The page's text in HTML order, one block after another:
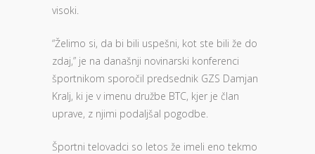
visoki.
“Želimo si, da bi bili uspešni, kot ste bili že do
zdaj,” je na današnji novinarski konferenci
športnikom sporočil predsednik GZS Damjan
Kralj, ki je v imenu družbe BTC, kjer je član
uprave, z njimi podaljšal pogodbe.
Športni telovadci so letos že imeli eno tekmo